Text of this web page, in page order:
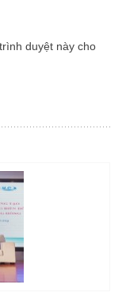
duyệt này cho